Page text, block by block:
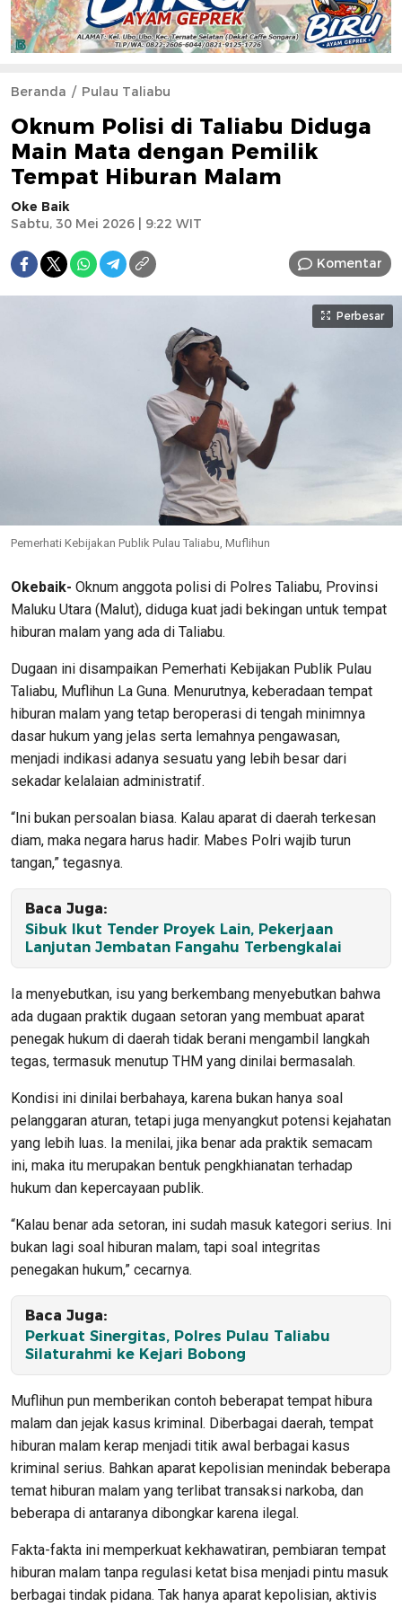
Beranda Pulau Taliabu
Oknum Polisi di Taliabu Diduga
Main Mata dengan Pemilik
Tempat Hiburan Malam
Oke Baik
Sabtu, 30 Mei 2026 | 9:22 WIT
Komentar
Perbesar
Pemerhati Kebijakan Publik Pulau Taliabu, Muflihun
Okebaik- Oknum anggota polisi di Polres Taliabu, Provinsi
Maluku Utara (Malut), diduga kuat jadi bekingan untuk tempat
hiburan malam yang ada di Taliabu.
Dugaan ini disampaikan Pemerhati Kebijakan Publik Pulau
Taliabu, Muflihun La Guna. Menurutnya, keberadaan tempat
hiburan malam yang tetap beroperasi di tengah minimnya
dasar hukum yang jelas serta lemahnya pengawasan,
menjadi indikasi adanya sesuatu yang lebih besar dari
sekadar kelalaian administratif.
“Ini bukan persoalan biasa. Kalau aparat di daerah terkesan
diam, maka negara harus hadir. Mabes Polri wajib turun
tangan,” tegasnya.
Baca Juga:
Sibuk Ikut Tender Proyek Lain, Pekerjaan
Lanjutan Jembatan Fangahu Terbengkalai
Ia menyebutkan, isu yang berkembang menyebutkan bahwa
ada dugaan praktik dugaan setoran yang membuat aparat
penegak hukum di daerah tidak berani mengambil langkah
tegas, termasuk menutup THM yang dinilai bermasalah.
Kondisi ini dinilai berbahaya, karena bukan hanya soal
pelanggaran aturan, tetapi juga menyangkut potensi kejahatan
yang lebih luas. Ia menilai, jika benar ada praktik semacam
ini, maka itu merupakan bentuk pengkhianatan terhadap
hukum dan kepercayaan publik.
“Kalau benar ada setoran, ini sudah masuk kategori serius. Ini
bukan lagi soal hiburan malam, tapi soal integritas
penegakan hukum,” cecarnya.
Baca Juga:
Perkuat Sinergitas, Polres Pulau Taliabu
Silaturahmi ke Kejari Bobong
Muflihun pun memberikan contoh beberapat tempat hibura
malam dan jejak kasus kriminal. Diberbagai daerah, tempat
hiburan malam kerap menjadi titik awal berbagai kasus
kriminal serius. Bahkan aparat kepolisian menindak beberapa
temat hiburan malam yang terlibat transaksi narkoba, dan
beberapa di antaranya dibongkar karena ilegal.
Fakta-fakta ini memperkuat kekhawatiran, pembiaran tempat
hiburan malam tanpa regulasi ketat bisa menjadi pintu masuk
berbagai tindak pidana. Tak hanya aparat kepolisian, aktivis